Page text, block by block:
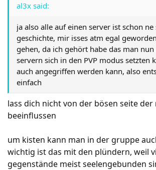
al3x said:
ja also alle auf einen server ist schon ne
geschichte, mir isses atm egal
gehen, da ich gehört habe das man nun
servern sich in den PVP modus setzten
auch angegriffen werden kann, also
einfach
lass dich nicht von der bösen seite der
beeinflussen
um kisten kann man in der gruppe
wichtig ist das mit den plündern, weil
gegenstände meist seelengebunden